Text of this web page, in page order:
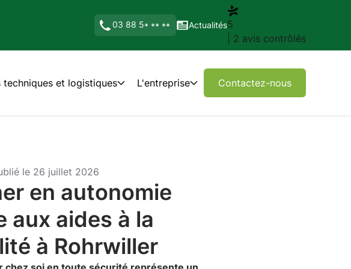
03 88 5* ** ** Actualités5
| 2 avis contrôlés
techniques et logistiques L'entreprise Contactez-nous
le 26 juillet 2026
en autonomie
aux aides à la
à Rohrwiller